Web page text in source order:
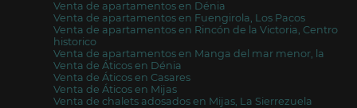
Venta de apartamentos en Dénia
Venta de apartamentos en Fuengirola, Los Pacos
Venta de apartamentos en Rincón de la Victoria, Centro
historico
Venta de apartamentos en Manga del mar menor, la
Venta de Áticos en Dénia
Venta de Áticos en Casares
Venta de Áticos en Mijas
Venta de chalets adosados en Mijas, La Sierrezuela